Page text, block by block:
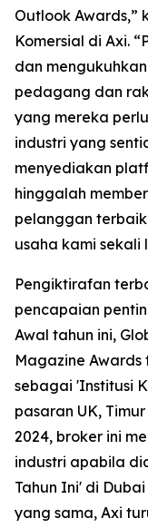
Outlook Awards,”
Komersial di Axi. “
dan
pedagang dan
yang mereka
industri yang
menyediakan
hinggalah
pelanggan
usaha kami
Pengiktirafan
pencapaian
Awal tahun ini,
Magazine
sebagai 'Institusi
pasaran UK,
2024, broker ini
industri apabila
Tahun Ini' di
yang sama, Axi